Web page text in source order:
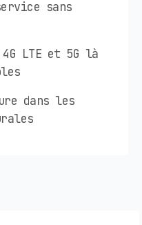
sans
LTE et 5G là
dans les